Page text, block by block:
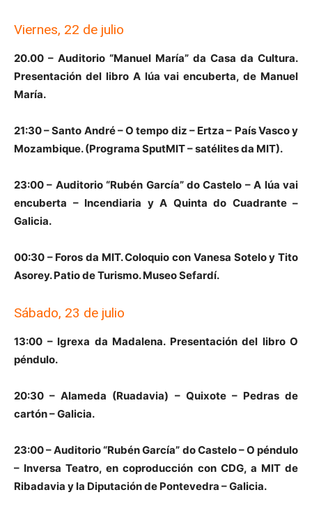
Viernes, 22 de julio
20.00 – Auditorio “Manuel María” da Casa da Cultura.
Presentación del libro A lúa vai encuberta, de Manuel
María.
21:30 – Santo André – O tempo diz – Ertza – País Vasco y
Mozambique. (Programa SputMIT – satélites da MIT).
23:00 – Auditorio “Rubén García” do Castelo – A lúa vai
encuberta – Incendiaria y A Quinta do Cuadrante –
Galicia.
00:30 – Foros da MIT. Coloquio con Vanesa Sotelo y Tito
Asorey. Patio de Turismo. Museo Sefardí.
Sábado, 23 de julio
13:00 – Igrexa da Madalena. Presentación del libro O
péndulo.
20:30 – Alameda (Ruadavia) – Quixote – Pedras de
cartón – Galicia.
23:00 – Auditorio “Rubén García” do Castelo – O péndulo
– Inversa Teatro, en coproducción con CDG, a MIT de
Ribadavia y la Diputación de Pontevedra – Galicia.